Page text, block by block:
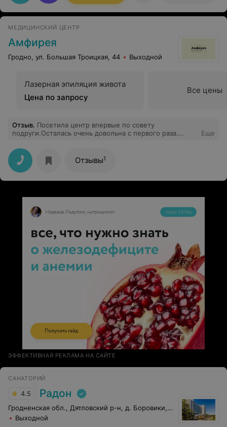
МЕДИЦИНСКИЙ ЦЕНТР
Амфирея
Гродно, ул. Большая Троицкая, 44 Выходной
Лазерная эпиляция живота
Цена по запросу
Все цены
Отзыв. Посетила центр впервые по совету
подруги.Осталась очень довольна с первого раза.
люди.У кого проблемы с черными точками бегом на
ультрозвуковой пилинг и вы красотка. Персонал 10
баллов.
Еще
Отзывы1
ЭФФЕКТИВНАЯ РЕКЛАМА НА САЙТЕ
САНАТОРИЙ
4.5 Радон
Гродненская обл., Дятловский р-н, д. Боровики, 10
Выходной